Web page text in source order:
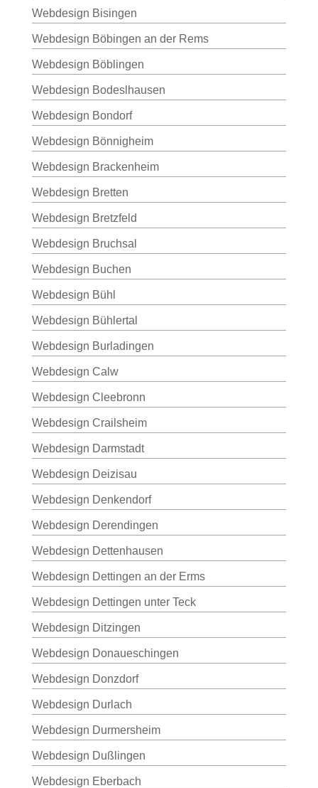
Webdesign Bisingen
Webdesign Böbingen an der Rems
Webdesign Böblingen
Webdesign Bodeslhausen
Webdesign Bondorf
Webdesign Bönnigheim
Webdesign Brackenheim
Webdesign Bretten
Webdesign Bretzfeld
Webdesign Bruchsal
Webdesign Buchen
Webdesign Bühl
Webdesign Bühlertal
Webdesign Burladingen
Webdesign Calw
Webdesign Cleebronn
Webdesign Crailsheim
Webdesign Darmstadt
Webdesign Deizisau
Webdesign Denkendorf
Webdesign Derendingen
Webdesign Dettenhausen
Webdesign Dettingen an der Erms
Webdesign Dettingen unter Teck
Webdesign Ditzingen
Webdesign Donaueschingen
Webdesign Donzdorf
Webdesign Durlach
Webdesign Durmersheim
Webdesign Dußlingen
Webdesign Eberbach